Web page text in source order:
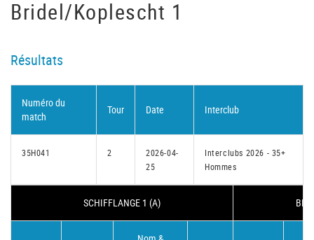
Bridel/Koplescht 1
Résultats
Numéro du
match
Tour Date Interclub
35H041 2
2026-04-
25
Interclubs 2026 - 35+
Hommes
SCHIFFLANGE 1 (A)